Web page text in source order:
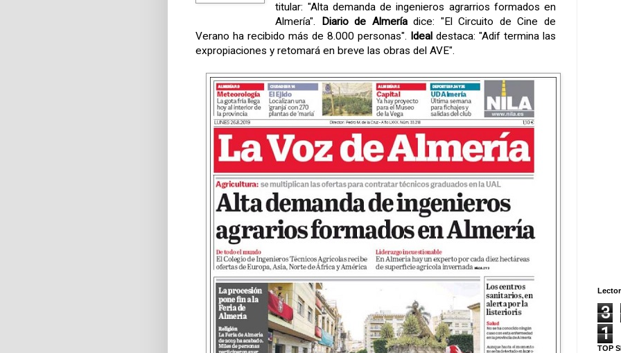
titular: "Alta demanda de ingenieros agrarrios formados en
Almería".
Diario de Almeríadice: "El Circuito de Cine de
Verano ha recibido más de 8.000 personas". Ideal destaca: "Adif termina las
expropiaciones y retomará en breve las obras del AVE".
3
1
TOP